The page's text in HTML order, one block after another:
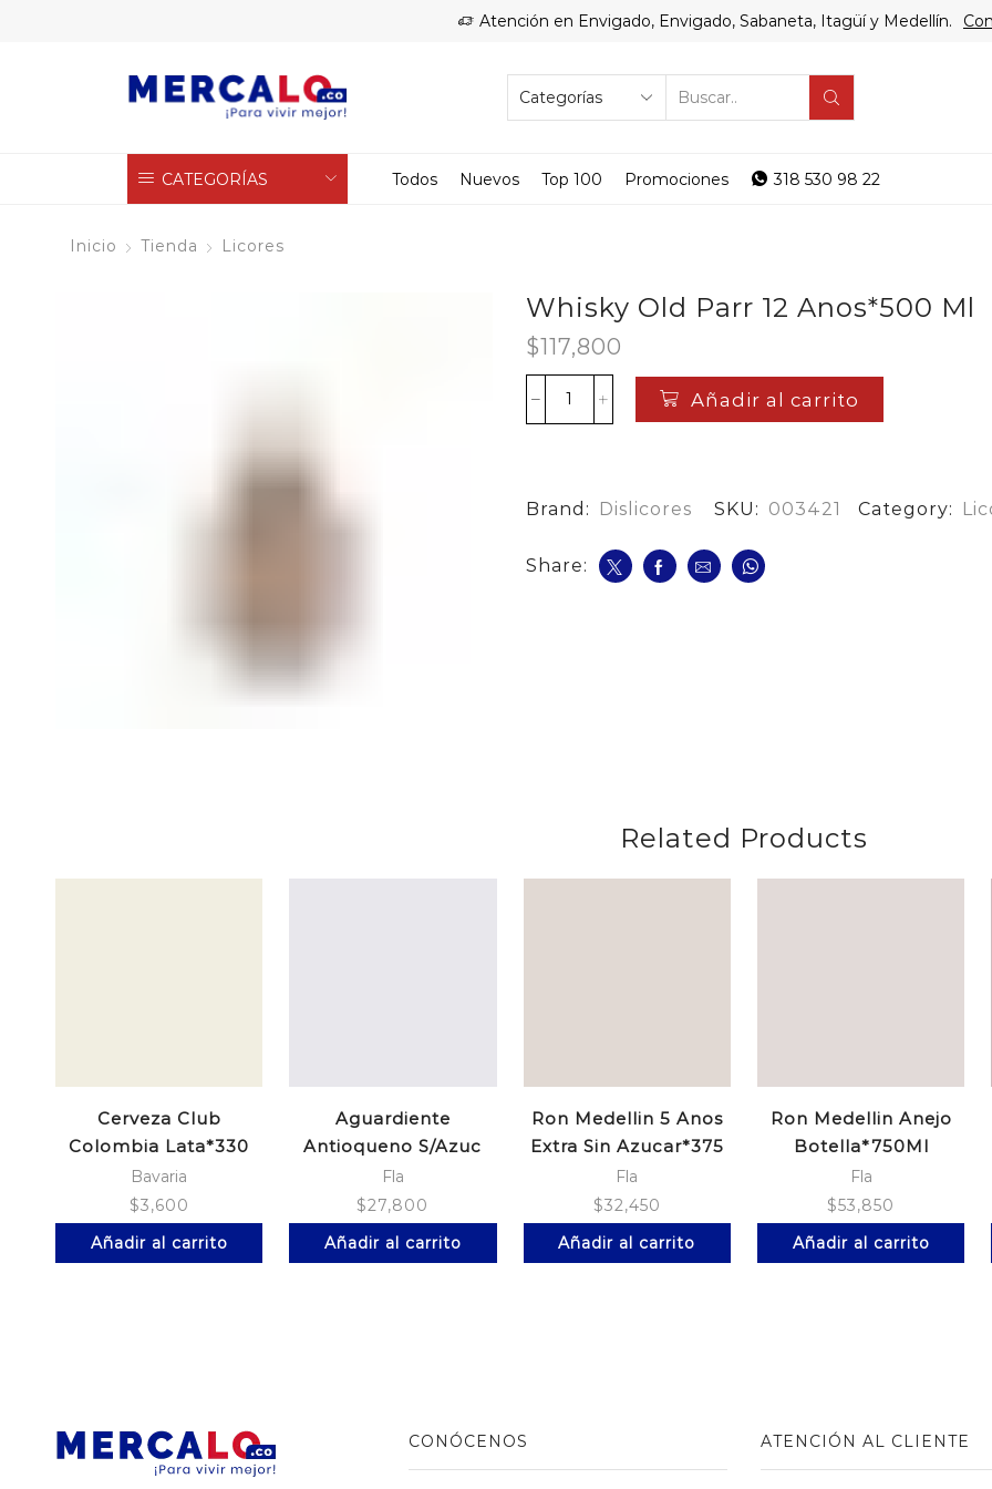
Atención en Envigado, Envigado, Sabaneta, Itagüí y Medellín.
SEARCH
CATEGORÍAS Todos Nuevos Top 100 Promociones 318 530 98 22
Inicio Tienda Licores
Whisky Old Parr 12 Anos*500 Ml
$117,800
Whisky
Old
Anos*500
Ml
Añadir al carrito
Brand: Dislicores SKU: 003421 Category:
Share:
Related Products
Cerveza Club
Colombia Lata*330
Bavaria
$3,600
Añadir al carrito
Aguardiente
Antioqueno S/Azuc
Media *375
Fla
$27,800
Añadir al carrito
Ron Medellin 5 Anos
Extra Sin Azucar*375
Fla
$32,450
Añadir al carrito
Ron Medellin Anejo
Botella*750Ml
Fla
$53,850
Añadir al carrito
CONÓCENOS ATENCIÓN AL CLIENTE